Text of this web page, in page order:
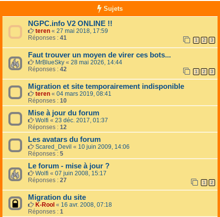
Sujets
NGPC.info V2 ONLINE !!
teren « 27 mai 2018, 17:59
Réponses : 41 1 2 3
Faut trouver un moyen de virer ces bots...
MrBlueSky « 28 mai 2026, 14:44
Réponses : 42 1 2 3
Migration et site temporairement indisponible
teren « 04 mars 2019, 08:41
Réponses : 10
Mise à jour du forum
Wolfi « 23 déc. 2017, 01:37
Réponses : 12
Les avatars du forum
Scared_Devil « 10 juin 2009, 14:06
Réponses : 5
Le forum - mise à jour ?
Wolfi « 07 juin 2008, 15:17
Réponses : 27 1 2
Migration du site
K-Rool « 16 avr. 2008, 07:18
Réponses : 1